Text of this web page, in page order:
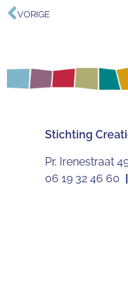
VORIGE
Stichting
Pr. Irenestraat
06 19 32 46 60 |